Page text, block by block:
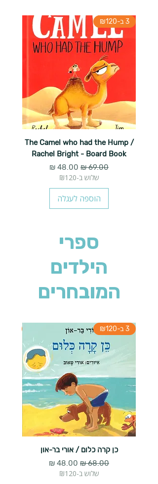
3 ב-₪120
The Camel who had the Hump /
Rachel Bright - Board Book
מחיר רגיל מחיר מבצע
שלוש ב-₪120
הוספה לעגלה
ספרי
הילדים
המובחרים
3 ב-₪120
כן קרה כלום / אורי בר-און
מחיר רגיל מחיר מבצע
שלוש ב-₪120